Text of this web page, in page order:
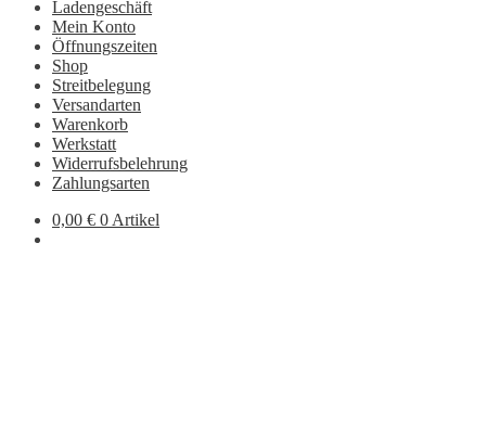
Ladengeschäft
Mein Konto
Öffnungszeiten
Shop
Streitbelegung
Versandarten
Warenkorb
Werkstatt
Widerrufsbelehrung
Zahlungsarten
0,00 € 0 Artikel